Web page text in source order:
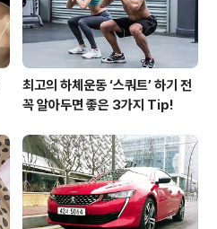
최고의 하체운동 ‘스쿼트’ 하기 전
꼭 알아두면 좋은 3가지 Tip!